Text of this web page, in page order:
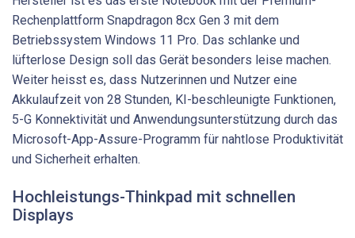
Rechenplattform Snapdragon 8cx Gen 3 mit dem
Betriebssystem Windows 11 Pro. Das schlanke und
lüfterlose Design soll das Gerät besonders leise machen.
Weiter heisst es, dass Nutzerinnen und Nutzer eine
Akkulaufzeit von 28 Stunden, KI-beschleunigte Funktionen,
5-G Konnektivität und Anwendungsunterstützung durch das
Microsoft-App-Assure-Programm für nahtlose Produktivität
und Sicherheit erhalten.
Hochleistungs-Thinkpad mit schnellen
Displays